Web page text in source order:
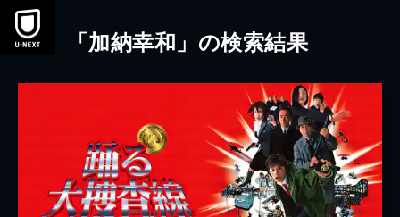
本文へスキップ
「加納幸和」の検索結果